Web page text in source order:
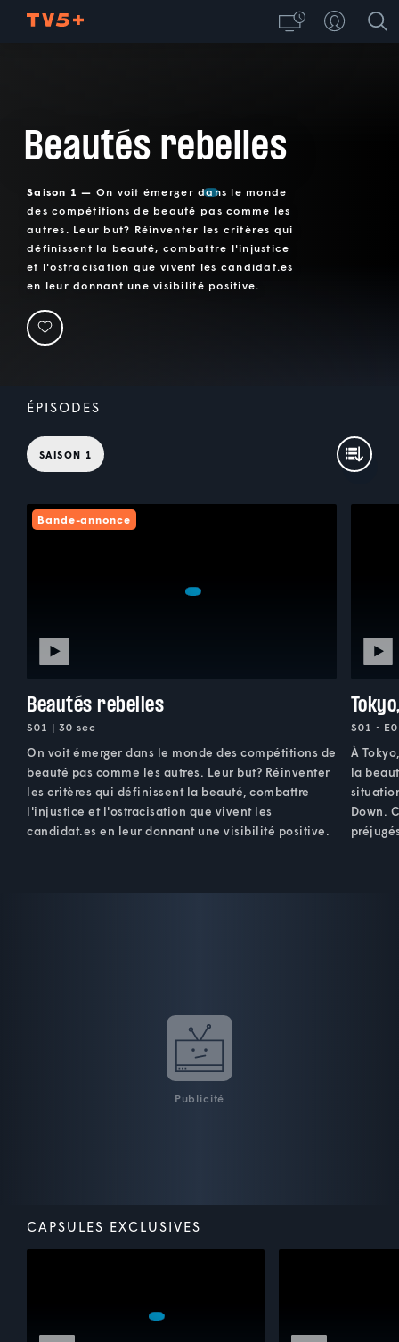
Beautés rebelles
Saison 1 — On voit émerger dans le monde
des compétitions de beauté pas comme les
autres. Leur but? Réinventer les critères qui
définissent la beauté, combattre l'injustice
et l'ostracisation que vivent les candidat.es
en leur donnant une visibilité positive.
ÉPISODES
SAISON 1
Bande-annonce
Beautés rebelles
S01 | 30 sec
On voit émerger dans le monde des compétitions de
beauté pas comme les autres. Leur but? Réinventer
les critères qui définissent la beauté, combattre
l'injustice et l'ostracisation que vivent les
candidat.es en leur donnant une visibilité positive.
S01 •
À
la
Down.
Publicité
CAPSULES EXCLUSIVES